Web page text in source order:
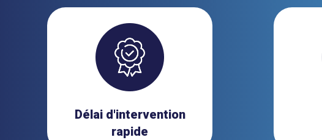
Délai d'intervention
rapide